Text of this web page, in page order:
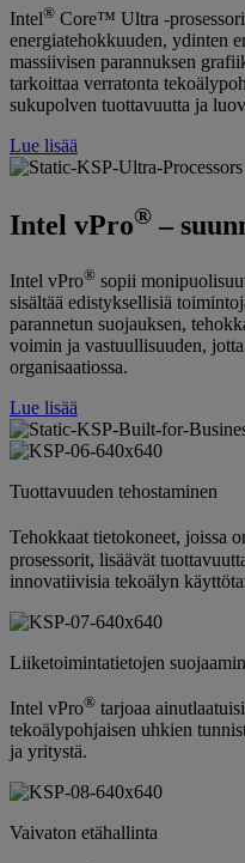
Intel® Core™ Ultra -
energiatehokkuuden, ydinten
massiivisen parannuksen
tarkoittaa verratonta
sukupolven tuottavuutta ja
Lue lisää
Intel vPro® –
Intel vPro® sopii
sisältää edistyksellisiä
parannetun suojauksen,
voimin ja vastuullisuuden,
organisaatiossa.
Lue lisää
Tuottavuuden tehostaminen
Tehokkaat tietokoneet, joissa
prosessorit, lisäävät
innovatiivisia tekoälyn
Liiketoimintatietojen
Intel vPro® tarjoaa
tekoälypohjaisen uhkien
ja yritystä.
Vaivaton etähallinta